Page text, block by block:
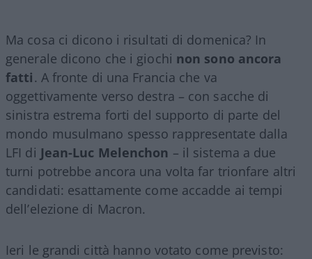
Ma cosa ci dicono i risultati di domenica? In
generale dicono che i giochi non sono ancora
fatti. A fronte di una Francia che va
oggettivamente verso destra – con sacche di
sinistra estrema forti del supporto di parte del
mondo musulmano spesso rappresentate dalla
LFI di Jean-Luc Melenchon – il sistema a due
turni potrebbe ancora una volta far trionfare altri
candidati: esattamente come accadde ai tempi
dell’elezione di Macron.
Ieri le grandi città hanno votato come previsto: